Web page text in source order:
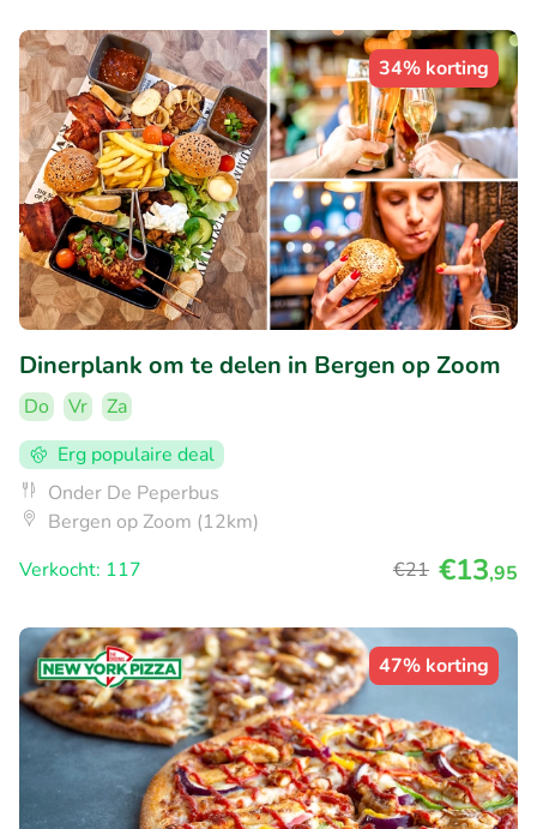
34% korting
Dinerplank om te delen in Bergen op Zoom
Do Vr
Za
Erg populaire deal
Onder De Peperbus
Bergen op Zoom (12km)
Verkocht: 117
€21 €13,95
47% korting